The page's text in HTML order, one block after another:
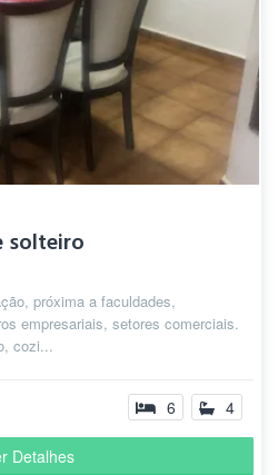
solteiro
próxima a faculdades,
empresariais, setores comerciais.
cozi...
6 4
Detalhes